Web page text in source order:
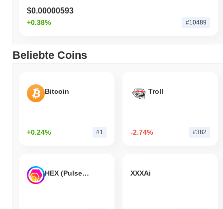
$0.00000593
+0.38% #10489
Beliebte Coins
Bitcoin
+0.24% #1
Troll
-2.74% #382
HEX (Pulsechain) XXXAi